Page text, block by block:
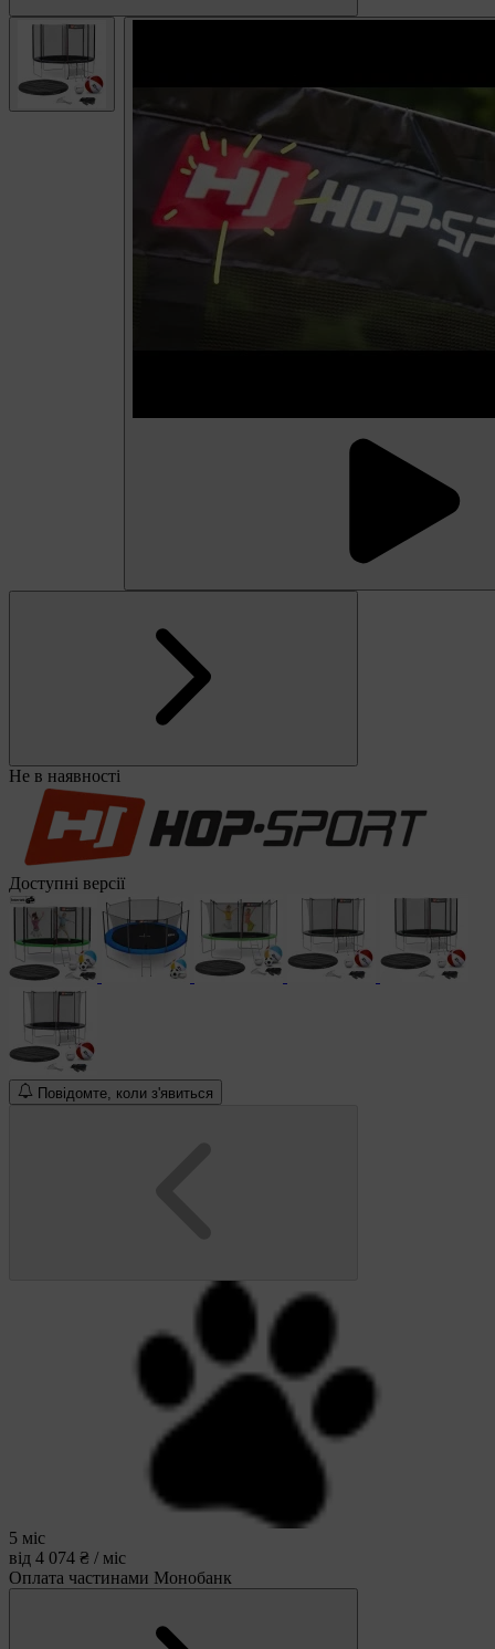
Не в наявності
Доступні версії
Повідомте, коли з'явиться
5 міс
від 4 074 ₴ / міс
Оплата частинами Монобанк